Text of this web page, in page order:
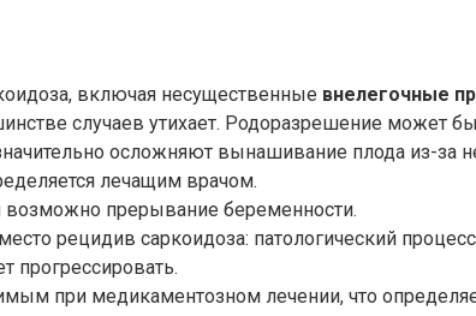
включая несущественные внелегочные
случаев утихает. Родоразрешение может
осложняют вынашивание плода из-
лечащим врачом.
возможно прерывание беременности.
рецидив саркоидоза: патологический
прогрессировать.
при медикаментозном лечении, что